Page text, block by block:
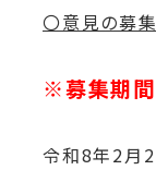
〇意見の募
※募集期間
令和8年2月2